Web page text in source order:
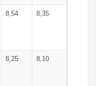
8,54 8,35
8,25 8,10